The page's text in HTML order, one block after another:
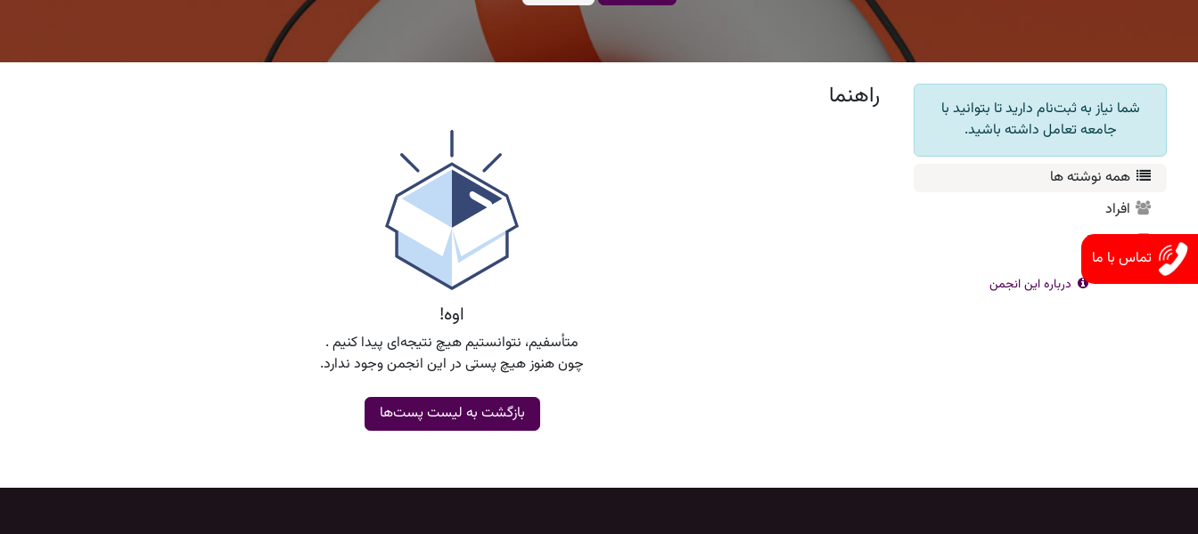
شما نیاز به ثبت‌نام دارید تا بتوانید با
جامعه تعامل داشته باشید.
همه نوشته ها
افراد
نشان‌ها
درباره این انجمن
راهنما
اوه!
متأسفیم، نتوانستیم هیچ نتیجه‌ای پیدا کنیم .
چون هنوز هیچ پستی در این انجمن وجود ندارد.
بازگشت به لیست پست‌ها
تماس با ما